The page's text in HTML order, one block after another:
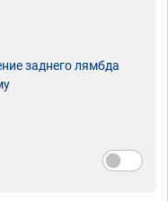
заднего лямбда